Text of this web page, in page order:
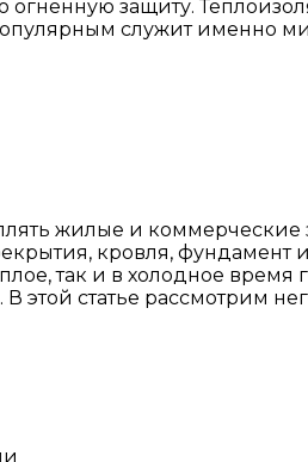
огненную защиту.
служит именно
жилые и
кровля,
так и в холодное
этой статье рассмотрим